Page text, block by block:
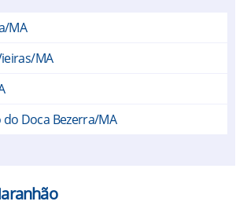
MA
MA
Doca Bezerra/MA